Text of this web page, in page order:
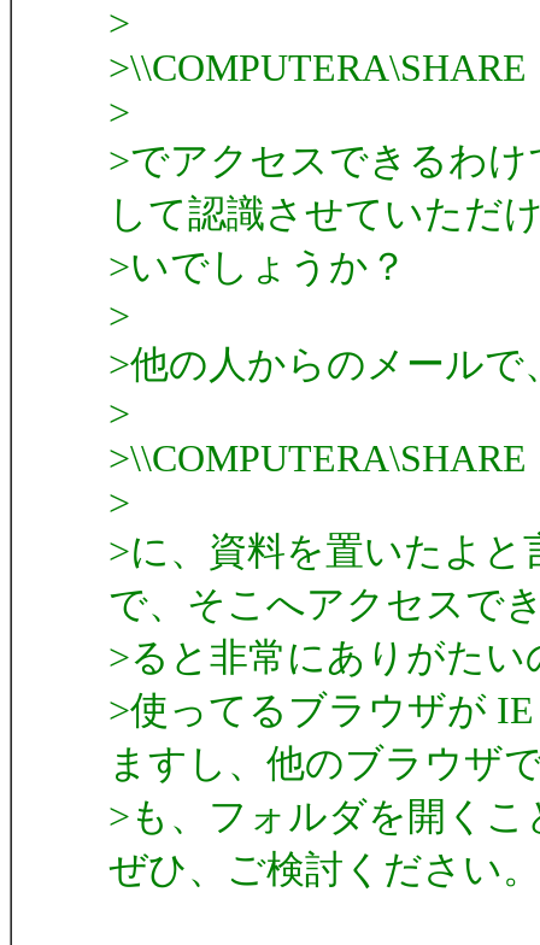
>
>\\COMPUTERA\SHARE
>
>でアクセスできるわ
して認識させていただ
>いでしょうか？
>
>他の人からのメールで
>
>\\COMPUTERA\SHARE
>
>に、資料を置いたよ
で、そこへアクセスで
>ると非常にありがたい
>使ってるブラウザが
ますし、他のブラウザ
>も、フォルダを開く
ぜひ、ご検討ください。